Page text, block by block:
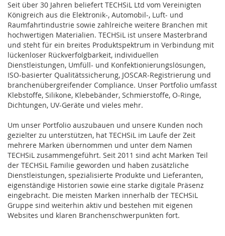
Seit über 30 Jahren beliefert TECHSiL Ltd vom Vereinigten
Königreich aus die Elektronik-, Automobil-, Luft- und
Raumfahrtindustrie sowie zahlreiche weitere Branchen mit
hochwertigen Materialien. TECHSiL ist unsere Masterbrand
und steht für ein breites Produktspektrum in Verbindung mit
lückenloser Rückverfolgbarkeit, individuellen
Dienstleistungen, Umfüll- und Konfektionierungslösungen,
ISO-basierter Qualitätssicherung, JOSCAR-Registrierung und
branchenübergreifender Compliance. Unser Portfolio umfasst
Klebstoffe, Silikone, Klebebänder, Schmierstoffe, O-Ringe,
Dichtungen, UV-Geräte und vieles mehr.
Um unser Portfolio auszubauen und unsere Kunden noch
gezielter zu unterstützen, hat TECHSiL im Laufe der Zeit
mehrere Marken übernommen und unter dem Namen
TECHSiL zusammengeführt. Seit 2011 sind acht Marken Teil
der TECHSiL Familie geworden und haben zusätzliche
Dienstleistungen, spezialisierte Produkte und Lieferanten,
eigenständige Historien sowie eine starke digitale Präsenz
eingebracht. Die meisten Marken innerhalb der TECHSiL
Gruppe sind weiterhin aktiv und bestehen mit eigenen
Websites und klaren Branchenschwerpunkten fort.